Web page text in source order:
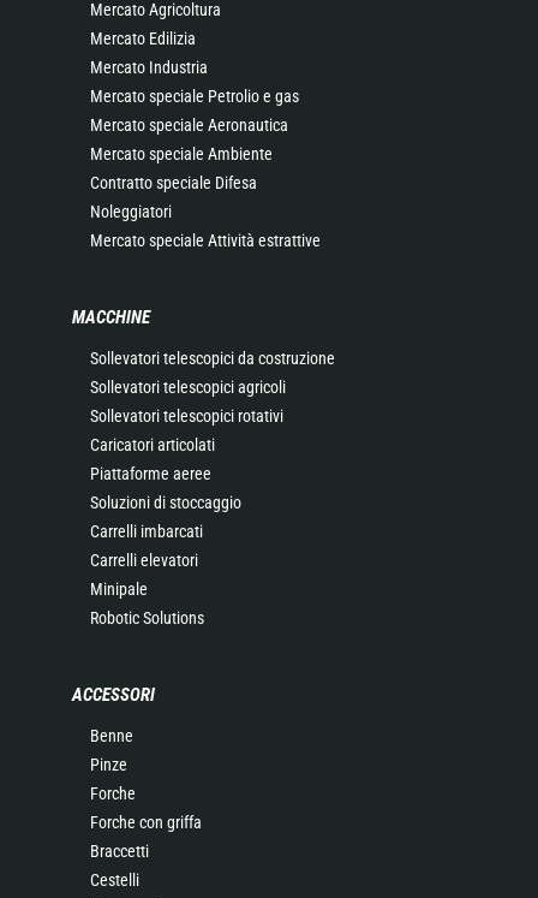
Mercato Agricoltura
Mercato Edilizia
Mercato Industria
Mercato speciale Petrolio e gas
Mercato speciale Aeronautica
Mercato speciale Ambiente
Contratto speciale Difesa
Noleggiatori
Mercato speciale Attività estrattive
MACCHINE
Sollevatori telescopici da costruzione
Sollevatori telescopici agricoli
Sollevatori telescopici rotativi
Caricatori articolati
Piattaforme aeree
Soluzioni di stoccaggio
Carrelli imbarcati
Carrelli elevatori
Minipale
Robotic Solutions
ACCESSORI
Benne
Pinze
Forche
Forche con griffa
Braccetti
Cestelli